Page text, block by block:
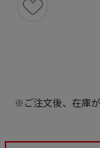
※ご注文後、在庫